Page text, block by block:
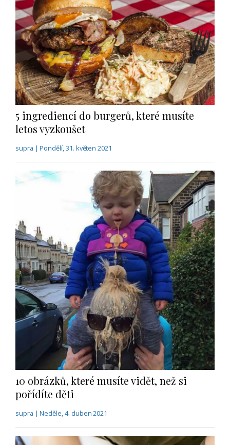
5 ingrediencí do burgerů, které musíte
letos vyzkoušet
supra | Pondělí, 31. květen 2021
10 obrázků, které musíte vidět, než si
pořídíte děti
supra | Neděle, 4. duben 2021